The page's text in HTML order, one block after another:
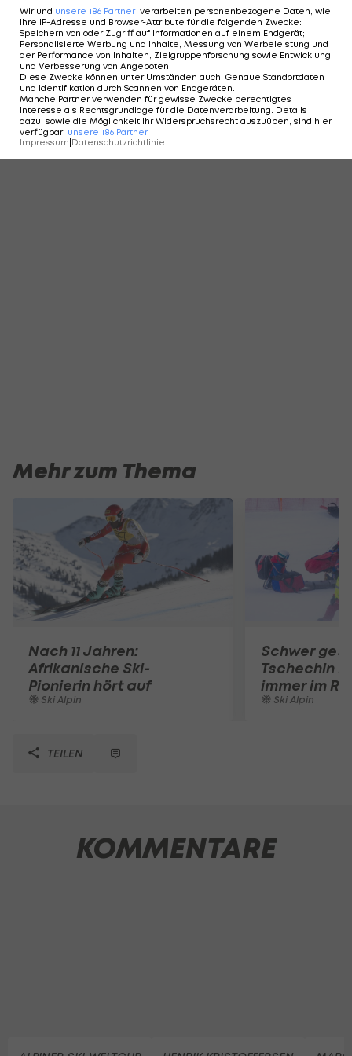
Wird hier schon analysiert?
Mehr zum Thema
Nach 11 Jahren:
Afrikanische Ski-
Pionierin hört auf
Ski Alpin
Schwer
Tschechin
immer im
Ski Alpin
TEILEN
KOMMENTARE
Wir und unsere 186 Partner verarbeiten personenbezogene Daten, wie
Ihre IP-Adresse und Browser-Attribute für die folgenden Zwecke:
Speichern von oder Zugriff auf Informationen auf einem Endgerät;
Personalisierte Werbung und Inhalte, Messung von Werbeleistung und
der Performance von Inhalten, Zielgruppenforschung sowie Entwicklung
und Verbesserung von Angeboten.
Diese Zwecke können unter Umständen auch: Genaue Standortdaten
und Identifikation durch Scannen von Endgeräten.
Manche Partner verwenden für gewisse Zwecke berechtigtes
Interesse als Rechtsgrundlage für die Datenverarbeitung. Details
dazu, sowie die Möglichkeit Ihr Widerspruchsrecht auszuüben, sind hier
verfügbar: unsere 186 Partner
Impressum Datenschutzrichtlinie